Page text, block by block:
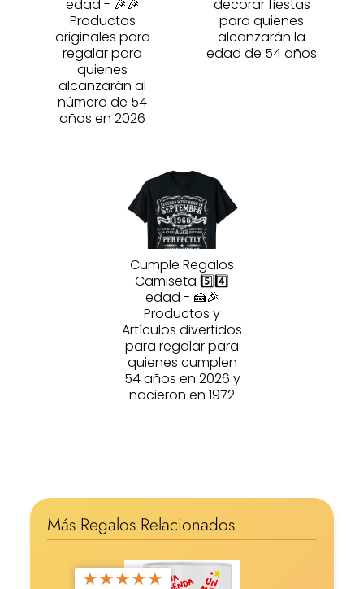
edad - 🎉🎉
Productos
originales para
regalar para
quienes
alcanzarán al
número de 54
años en 2026
decorar fiestas
para quienes
alcanzarán la
edad de 54 años
Cumple Regalos
Camiseta 5️⃣4️⃣
edad - 🍰🎉
Productos y
Artículos divertidos
para regalar para
quienes cumplen
54 años en 2026 y
nacieron en 1972
Más Regalos Relacionados
★★★★★